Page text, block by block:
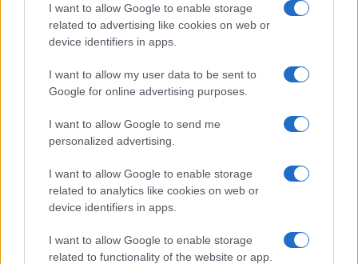
I want to allow Google to enable storage
related to advertising like cookies on web or
device identifiers in apps.
I want to allow my user data to be sent to
Google for online advertising purposes.
I want to allow Google to send me
personalized advertising.
I want to allow Google to enable storage
related to analytics like cookies on web or
device identifiers in apps.
I want to allow Google to enable storage
related to functionality of the website or app.
esprime la propria contrarietà alla legge sulla
omotransfobia sottolineando come la natalità sia
un tema centrale per il futuro e terminando il suo
discorso con un monito: “torneranno a chiuderci
in casa” e a limitare le nostre libertà.
#CENTRODESTRA #MANIFESTAZIONE
Pagina
Precedente
PAGINA
SUCCESSIVA
70